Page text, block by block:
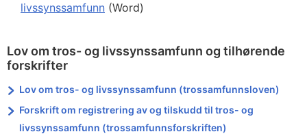
livssynssamfunn (Word)
Lov om tros- og livssynssamfunn og tilhørende
forskrifter
Lov om tros- og livssynssamfunn (trossamfunnsloven)
Forskrift om registrering av og tilskudd til tros- og
livssynssamfunn (trossamfunnsforskriften)